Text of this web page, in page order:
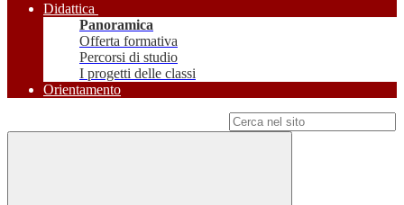
Didattica
Panoramica
Offerta formativa
Percorsi di studio
I progetti delle classi
Orientamento